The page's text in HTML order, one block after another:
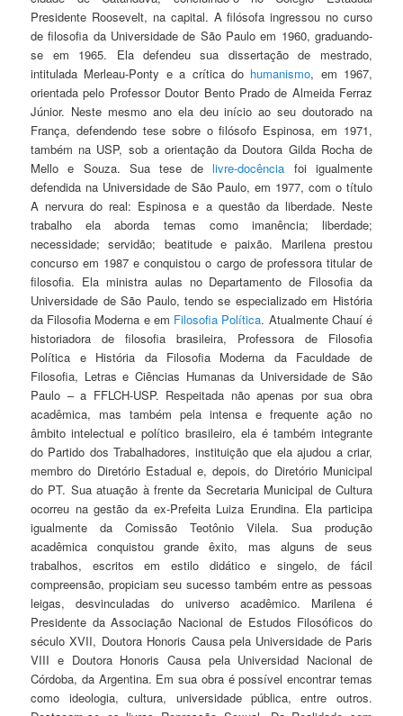
Presidente Roosevelt, na capital. A filósofa ingressou no curso
de filosofia da Universidade de São Paulo em 1960, graduando-
se em 1965. Ela defendeu sua dissertação de mestrado,
intitulada Merleau-Ponty e a crítica do humanismo, em 1967,
orientada pelo Professor Doutor Bento Prado de Almeida Ferraz
Júnior. Neste mesmo ano ela deu início ao seu doutorado na
França, defendendo tese sobre o filósofo Espinosa, em 1971,
também na USP, sob a orientação da Doutora Gilda Rocha de
Mello e Souza. Sua tese delivre-docência foi igualmente
defendida na Universidade de São Paulo, em 1977, com o título
A nervura do real: Espinosa e a questão da liberdade. Neste
trabalho ela aborda temas como imanência; liberdade;
necessidade; servidão; beatitude e paixão. Marilena prestou
concurso em 1987 e conquistou o cargo de professora titular de
filosofia. Ela ministra aulas no Departamento de Filosofia da
Universidade de São Paulo, tendo se especializado em História
da Filosofia Moderna e em Filosofia Política. Atualmente Chauí é
historiadora de filosofia brasileira, Professora de Filosofia
Política e História da Filosofia Moderna da Faculdade de
Filosofia, Letras e Ciências Humanas da Universidade de São
Paulo – a FFLCH-USP. Respeitada não apenas por sua obra
acadêmica, mas também pela intensa e frequente ação no
âmbito intelectual e político brasileiro, ela é também integrante
do Partido dos Trabalhadores, instituição que ela ajudou a criar,
membro do Diretório Estadual e, depois, do Diretório Municipal
do PT. Sua atuação à frente da Secretaria Municipal de Cultura
ocorreu na gestão da ex-Prefeita Luiza Erundina. Ela participa
igualmente da Comissão Teotônio Vilela. Sua produção
acadêmica conquistou grande êxito, mas alguns de seus
trabalhos, escritos em estilo didático e singelo, de fácil
compreensão, propiciam seu sucesso também entre as pessoas
leigas, desvinculadas do universo acadêmico. Marilena é
Presidente da Associação Nacional de Estudos Filosóficos do
século XVII, Doutora Honoris Causa pela Universidade de Paris
VIII e Doutora Honoris Causa pela Universidad Nacional de
Córdoba, da Argentina. Em sua obra é possível encontrar temas
como ideologia, cultura, universidade pública, entre outros.